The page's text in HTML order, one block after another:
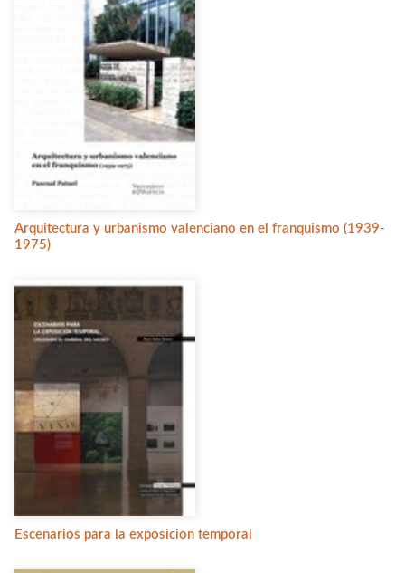
Arquitectura y urbanismo valenciano en el franquismo (1939-
1975)
Escenarios para la exposicion temporal